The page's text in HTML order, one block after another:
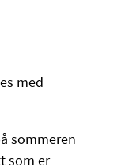
med
sommeren
som er